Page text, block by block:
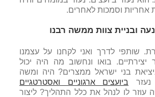
וסמכות לאחרים.
ובניית צוות ממשה רבנו
שותפי לדרך ואני לקחנו על עצמנו
יצירתיים. בואו ונחשוב מה היה יכול
בני ישראל ממצרים? היה ומשה
ביועצים ארגוניים ואסטרטגיים
עוזר לו לנהל את כלל התהליך? ליצור